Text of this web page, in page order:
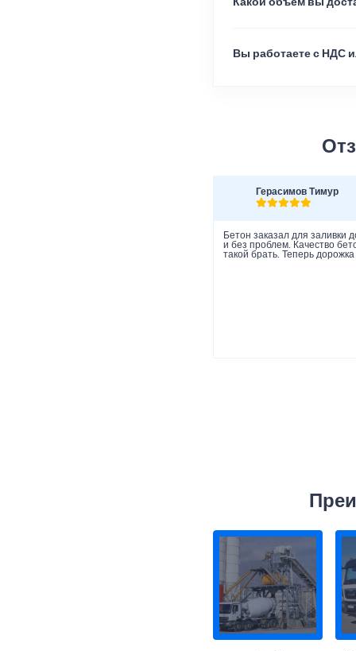
Какой объем вы
Вы работаете с НДС
Герасимов Тимур
Бетон заказал для заливки
и без проблем. Качество
такой брать. Теперь